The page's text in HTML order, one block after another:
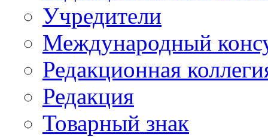
Учредители
Международный
Редакционная
Редакция
Товарный знак